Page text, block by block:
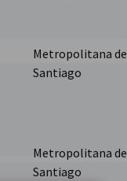
Metropolitana de
Santiago
Metropolitana de
Santiago